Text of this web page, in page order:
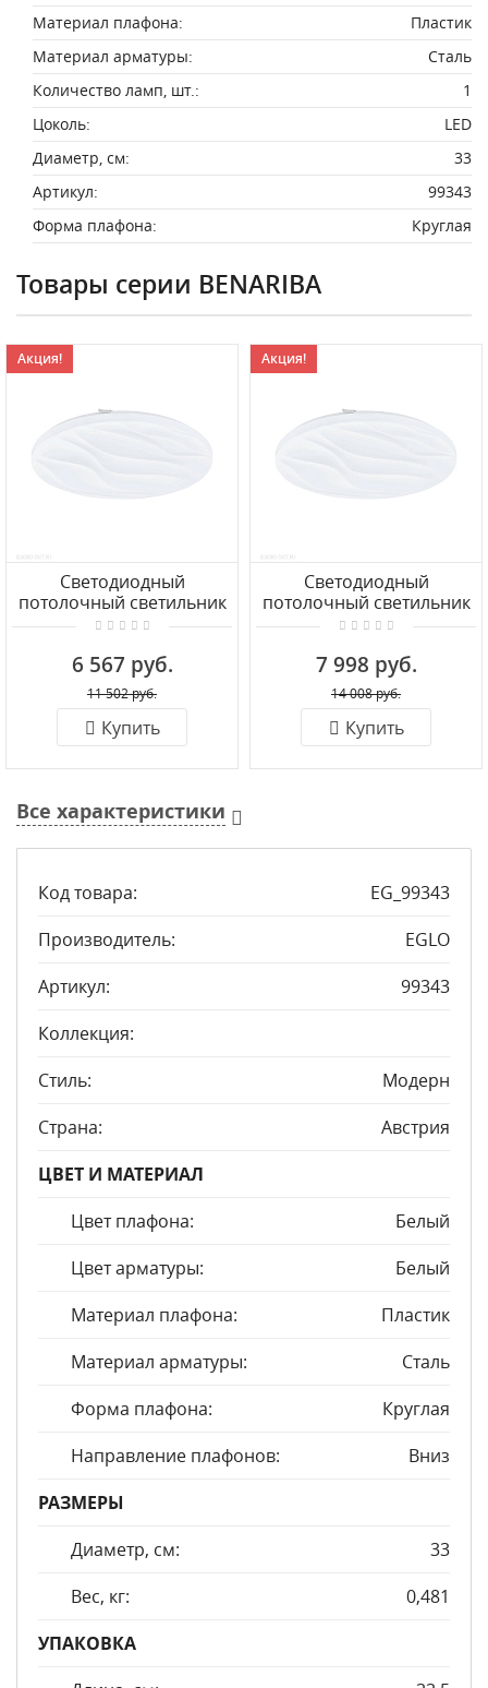
Материал плафона:
Пластик
Материал арматуры:
Сталь
Количество ламп, шт.:
1
Цоколь:
LED
Диаметр, см:
33
Артикул:
99343
Форма плафона:
Круглая
Товары серии BENARIBA
Акция!
Светодиодный
потолочный светильник
EGLO BENARIBA 99465
6 567 руб.
11 502 руб.
Купить
Акция!
Светодиодный
потолочный светильник
EGLO BENARIBA 99344
7 998 руб.
14 008 руб.
Купить
Все характеристики
Код товара:
EG_99343
Производитель:
EGLO
Артикул:
99343
Коллекция:
Стиль:
Модерн
Страна:
Австрия
ЦВЕТ И МАТЕРИАЛ
Цвет плафона:
Белый
Цвет арматуры:
Белый
Материал плафона:
Пластик
Материал арматуры:
Сталь
Форма плафона:
Круглая
Направление плафонов:
Вниз
РАЗМЕРЫ
Диаметр, см:
33
Вес, кг:
0,481
УПАКОВКА